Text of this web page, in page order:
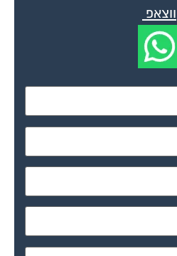
ווצאפ